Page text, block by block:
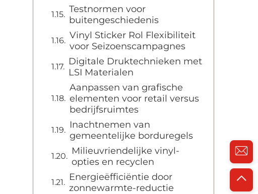
Testnormen voor
buitengeschiedenis
Vinyl Sticker Rol Flexibiliteit
voor Seizoenscampagnes
Digitale Druktechnieken met
LSI Materialen
Aanpassen van grafische
elementen voor retail versus
bedrijfsruimtes
Inachtnemen van
gemeentelijke borduregels
Milieuvriendelijke vinyl-
opties en recyclen
Energieëfficiëntie door
zonnewarmte-reductie